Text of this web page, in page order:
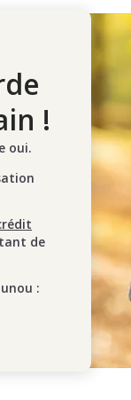
!
oui.
de
: